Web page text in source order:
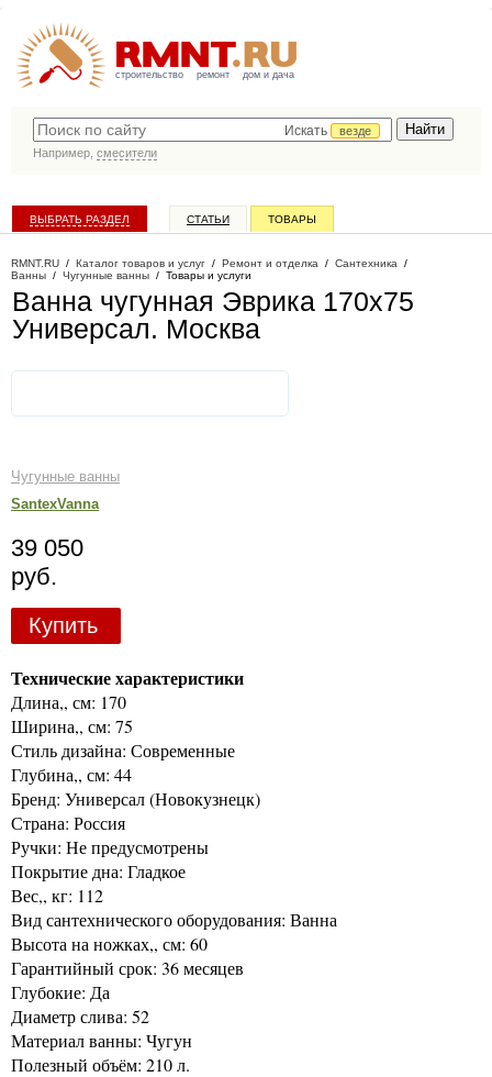
строительство ремонт дом и дача
Искать
везде
Например, смесители
ВЫБРАТЬ РАЗДЕЛ СТАТЬИ ТОВАРЫ
RMNT.RU / Каталог товаров и услуг / Ремонт и отделка / Сантехника /
Ванны / Чугунные ванны / Товары и услуги
Ванна чугунная Эврика 170х75
Универсал. Москва
Чугунные ванны
SantexVanna
39 050
руб.
Купить
Технические характеристики
Длина,, см: 170
Ширина,, см: 75
Стиль дизайна: Современные
Глубина,, см: 44
Бренд: Универсал (Новокузнецк)
Страна: Россия
Ручки: Не предусмотрены
Покрытие дна: Гладкое
Вес,, кг: 112
Вид сантехнического оборудования: Ванна
Высота на ножках,, см: 60
Гарантийный срок: 36 месяцев
Глубокие: Да
Диаметр слива: 52
Материал ванны: Чугун
Полезный объём: 210 л.